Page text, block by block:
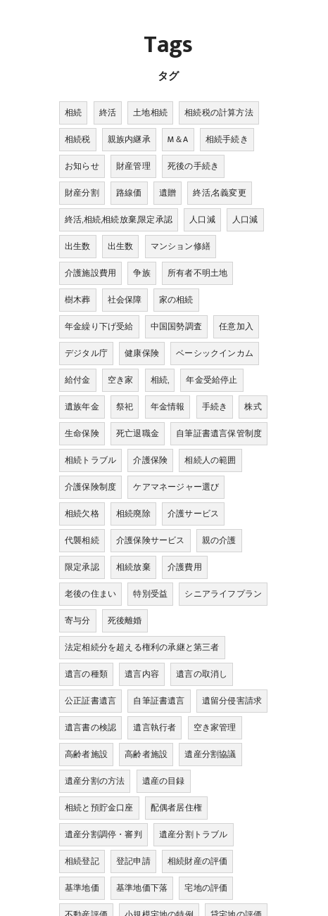
タグ
Tags
相続 終活 土地相続
相続税の計算方法
相続税
親族内継承 M＆A
相続手続き
お知らせ
財産管理
死後の手続き
財産分割
路線価 遺贈
終活,名義変更
終活,相続,相続放棄,限定承認
人口減
人口減
出生数
出生数
マンション修繕
介護施設費用
争族
所有者不明土地
樹木葬
社会保障
家の相続
年金繰り下げ受給
中国国勢調査
任意加入
デジタル庁
健康保険
ベーシックインカム
給付金
空き家 相続,
年金受給停止
遺族年金
祭祀 年金情報 手続き
株式
生命保険
死亡退職金
自筆証書遺言保管制度
相続トラブル
介護保険
相続人の範囲
介護保険制度
ケアマネージャー選び
相続欠格
相続廃除
介護サービス
代襲相続
介護保険サービス
親の介護
限定承認
相続放棄
介護費用
老後の住まい
特別受益
シニアライフプラン
寄与分
死後離婚
法定相続分を超える権利の承継と第三者
遺言の種類
遺言内容
遺言の取消し
公正証書遺言
自筆証書遺言
遺留分侵害請求
遺言書の検認
遺言執行者
空き家管理
高齢者施設
高齢者施設
遺産分割協議
遺産分割の方法
遺産の目録
相続と預貯金口座
配偶者居住権
遺産分割調停・審判
遺産分割トラブル
相続登記
登記申請
相続財産の評価
基準地価
基準地価下落
宅地の評価